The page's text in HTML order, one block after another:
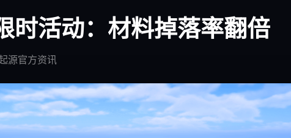
时活动：材料掉落率翻倍
源官方资讯